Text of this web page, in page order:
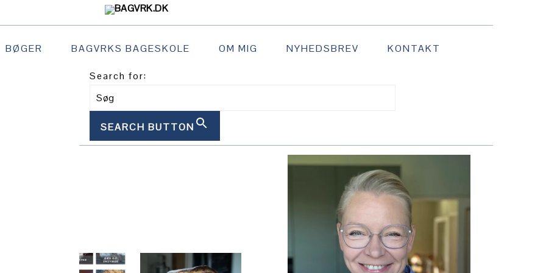
BØGER BAGVRKS BAGESKOLE OM MIG NYHEDSBREV KONTAKT
Search for:
SEARCH BUTTON
PRIMÆR
SIDEBAR